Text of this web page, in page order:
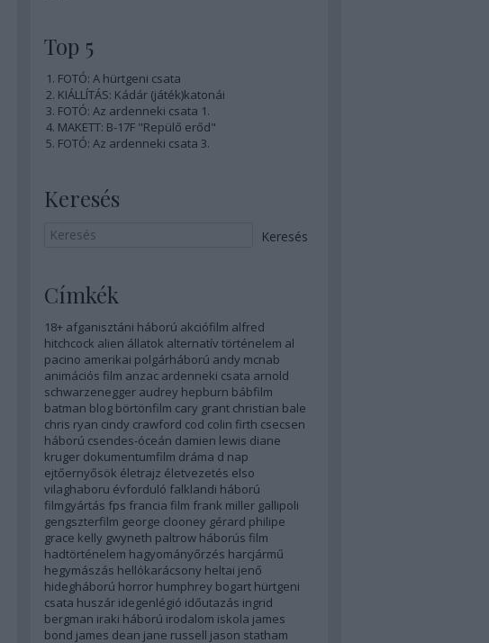
Top 5
FOTÓ: A hürtgeni csata
KIÁLLÍTÁS: Kádár (játék)katonái
FOTÓ: Az ardenneki csata 1.
MAKETT: B-17F "Repülő erőd"
FOTÓ: Az ardenneki csata 3.
Keresés
Címkék
18+ afganisztáni háború akciófilm alfred
hitchcock alien állatok alternatív történelem al
pacino amerikai polgárháború andy mcnab
animációs film anzac ardenneki csata arnold
schwarzenegger audrey hepburn bábfilm
batman blog börtönfilm cary grant christian bale
chris ryan cindy crawford cod colin firth csecsen
háború csendes-óceán damien lewis diane
kruger dokumentumfilm dráma d nap
ejtőernyősök életrajz életvezetés elso
vilaghaboru évforduló falklandi háború
filmgyártás fps francia film frank miller gallipoli
gengszterfilm george clooney gérard philipe
grace kelly gwyneth paltrow háborús film
hadtörténelem hagyományőrzés harcjármű
hegymászás hellókarácsony heltai jenő
hidegháború horror humphrey bogart hürtgeni
csata huszár idegenlégió időutazás ingrid
bergman iraki háború irodalom iskola james
bond james dean jane russell jason statham